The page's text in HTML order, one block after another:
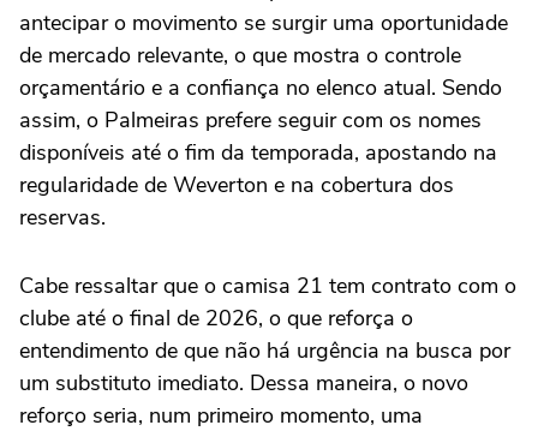
antecipar o movimento se surgir uma oportunidade
de mercado relevante, o que mostra o controle
orçamentário e a confiança no elenco atual. Sendo
assim, o Palmeiras prefere seguir com os nomes
disponíveis até o fim da temporada, apostando na
regularidade de Weverton e na cobertura dos
reservas.
Cabe ressaltar que o camisa 21 tem contrato com o
clube até o final de 2026, o que reforça o
entendimento de que não há urgência na busca por
um substituto imediato. Dessa maneira, o novo
reforço seria, num primeiro momento, uma